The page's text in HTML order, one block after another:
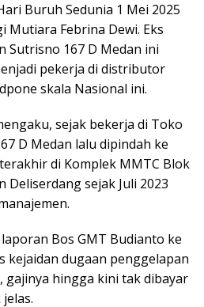
Buruh Sedunia 1 Mei 2025
Mutiara Febrina Dewi. Eks
Sutrisno 167 D Medan ini
pekerja di distributor
skala Nasional ini.
sejak bekerja di Toko
D Medan lalu dipindah ke
di Komplek MMTC Blok
Deliserdang sejak Juli 2023
Bos GMT Budianto ke
kejaidan dugaan penggelapan
gajinya hingga kini tak dibayar